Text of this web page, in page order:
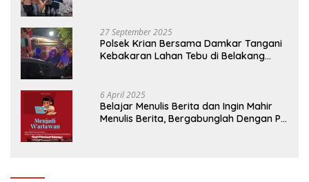
27 September 2025
Polsek Krian Bersama Damkar Tangani
Kebakaran Lahan Tebu di Belakang
6 April 2025
Belajar Menulis Berita dan Ingin Mahir
Menulis Berita, Bergabunglah Dengan PT